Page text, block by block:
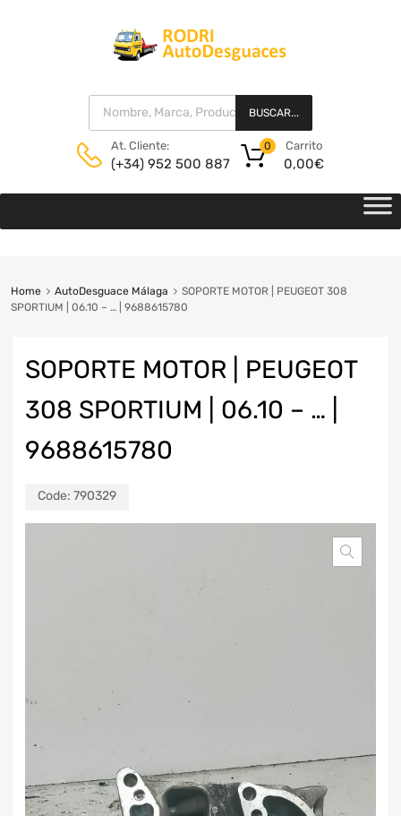
BUSCAR...
At. Cliente:
(+34) 952 500 887
Carrito
0,00€
0
Home AutoDesguace Málaga
SOPORTE MOTOR | PEUGEOT 308
SPORTIUM | 06.10 – … | 9688615780
SOPORTE MOTOR | PEUGEOT
308 SPORTIUM | 06.10 – … |
9688615780
Code: 790329